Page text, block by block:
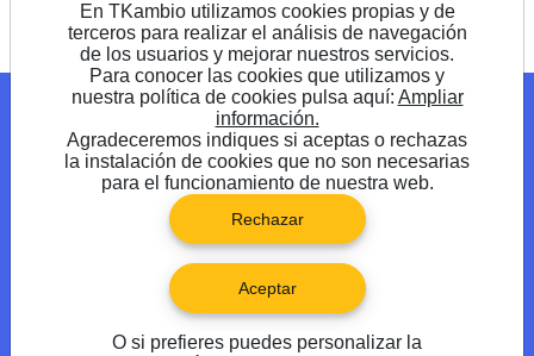
En TKambio utilizamos cookies propias y de
terceros para realizar el análisis de navegación
de los usuarios y mejorar nuestros servicios.
Para conocer las cookies que utilizamos y
nuestra política de cookies pulsa aquí: Ampliar
información.
Agradeceremos indiques si aceptas o rechazas
la instalación de cookies que no son necesarias
para el funcionamiento de nuestra web.
Rechazar
Aceptar
O si prefieres puedes personalizar la
Blog Promociones Preguntas frecuentes
Síguenos en
®TKambio